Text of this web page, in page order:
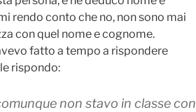
rendo conto che no, non sono mai
con quel nome e cognome.
fatto a tempo a rispondere
rispondo:
non stavo in classe con